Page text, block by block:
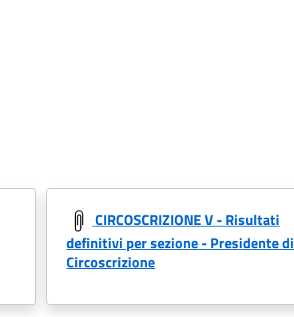
CIRCOSCRIZIONE V - Risultati
definitivi per sezione - Presidente di
Circoscrizione